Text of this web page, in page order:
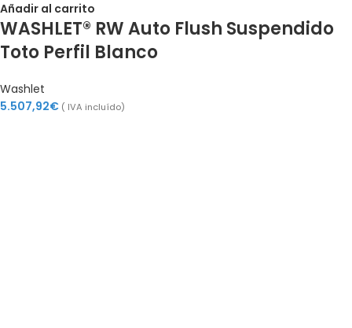
Añadir al carrito
WASHLET® RW Auto Flush Suspendido
Toto Perfil Blanco
Washlet
5.507,92€ ( IVA incluído)